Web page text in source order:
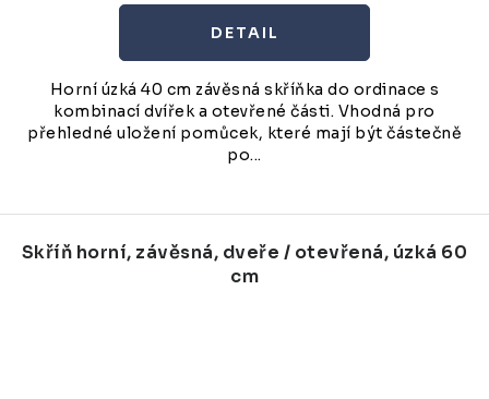
Horní úzká 40 cm závěsná skříňka do ordinace s
kombinací dvířek a otevřené části. Vhodná pro
přehledné uložení pomůcek, které mají být částečně
po...
Skříň horní, závěsná, dveře / otevřená, úzká 60
cm